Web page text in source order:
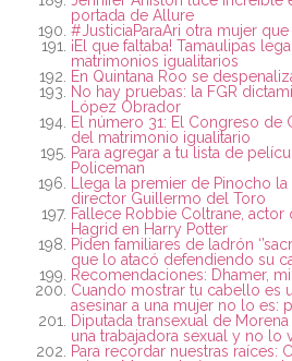
portada de Allure
#JusticiaParaAri otra mujer
¡El que faltaba! Tamaulipas
matrimonios igualitarios
En Quintana Roo se
No hay pruebas: la FGR
López Obrador
El número 31: El Congreso de
del matrimonio igualitario
Para agregar a tu lista de
Policeman
Llega la premier de Pinocho
director Guillermo del Toro
Fallece Robbie Coltrane, actor
Hagrid en Harry Potter
Piden familiares de ladrón
que lo atacó defendiendo su
Recomendaciones: Dhamer,
Cuando mostrar tu cabello es
asesinar a una mujer no lo es:
Diputada transexual de
una trabajadora sexual y no lo
Para recordar nuestras raíces: